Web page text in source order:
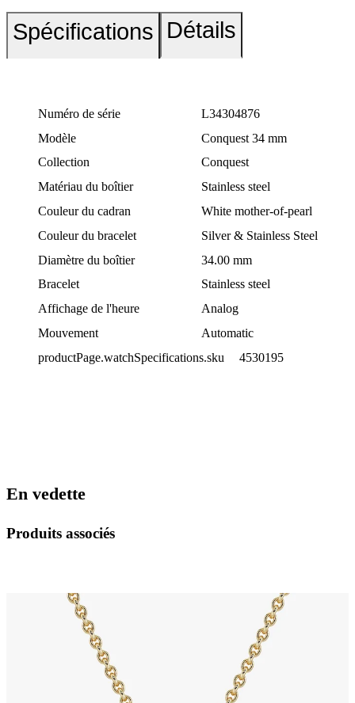
Spécifications Détails
Numéro de série
L34304876
Modèle
Conquest 34 mm
Collection
Conquest
Matériau du boîtier
Stainless steel
Couleur du cadran
White mother-of-pearl
Couleur du bracelet
Silver & Stainless Steel
Diamètre du boîtier
34.00 mm
Bracelet
Stainless steel
Affichage de l'heure
Analog
Mouvement
Automatic
productPage.watchSpecifications.sku
4530195
En vedette
Produits associés